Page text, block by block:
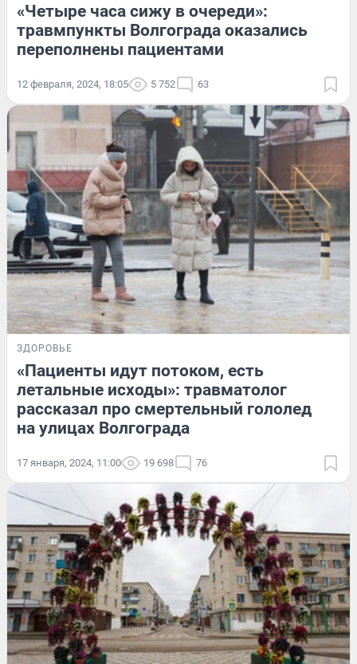
«Четыре часа сижу в очереди»:
травмпункты Волгограда оказались
переполнены пациентами
12 февраля, 2024, 18:05 5 752 63
ЗДОРОВЬЕ
«Пациенты идут потоком, есть
летальные исходы»: травматолог
рассказал про смертельный гололед
на улицах Волгограда
17 января, 2024, 11:00 19 698 76